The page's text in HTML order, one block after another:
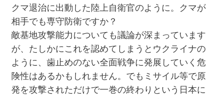
クマ退治に出動した陸上自衛官のように。クマが
相手でも専守防衛ですか？
敵基地攻撃能力についても議論が深まっています
が、たしかにこれを認めてしまうとウクライナの
ように、歯止めのない全面戦争に発展していく危
険性はあるかもしれません。でもミサイル等で原
発を攻撃されただけで一巻の終わりという日本に